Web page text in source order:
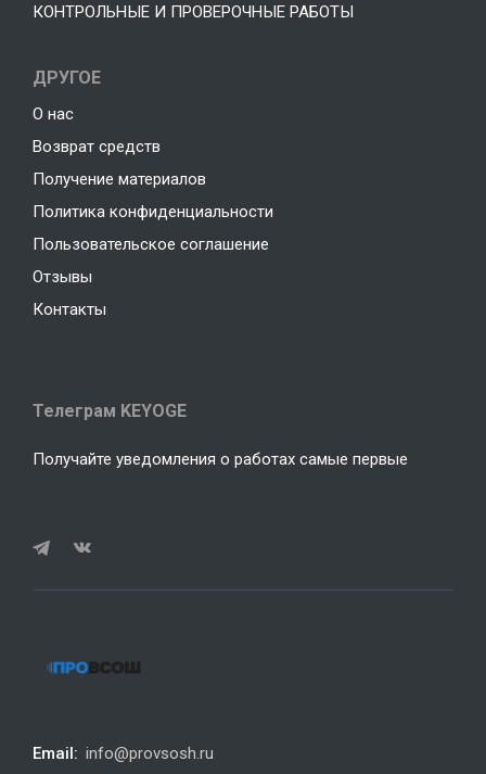
КОНТРОЛЬНЫЕ И ПРОВЕРОЧНЫЕ РАБОТЫ
ДРУГОЕ
О нас
Возврат средств
Получение материалов
Политика конфиденциальности
Пользовательское соглашение
Отзывы
Контакты
Телеграм KEYOGE
Получайте уведомления о работах самые первые
Email: info@provsosh.ru